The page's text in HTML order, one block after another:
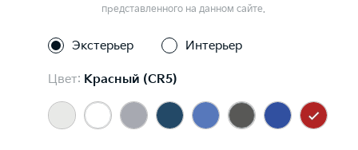
представленного на данном сайте.
Экстерьер Интерьер
Цвет: Красный (CR5)